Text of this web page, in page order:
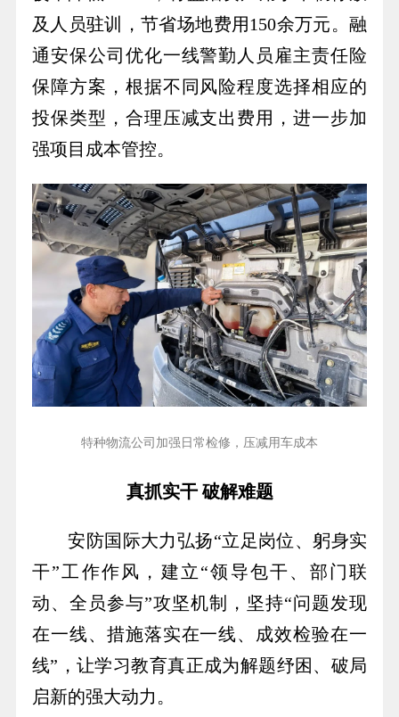
及人员驻训，节省场地费用150余万元。融
通安保公司优化一线警勤人员雇主责任险
保障方案，根据不同风险程度选择相应的
投保类型，合理压减支出费用，进一步加
强项目成本管控。
特种物流公司加强日常检修，压减用车成本
真抓实干 破解难题
安防国际大力弘扬“立足岗位、躬身实
干”工作作风，建立“领导包干、部门联
动、全员参与”攻坚机制，坚持“问题发现
在一线、措施落实在一线、成效检验在一
线”，让学习教育真正成为解题纾困、破局
启新的强大动力。